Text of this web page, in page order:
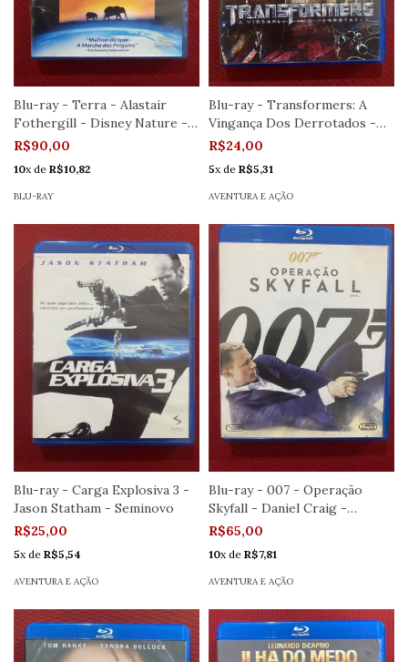
Blu-ray - Terra - Alastair
Fothergill - Disney Nature -
Novo
R$90,00
10x de R$10,82
BLU-RAY
Blu-ray - Transformers: A
Vingança Dos Derrotados -
Seminovo
R$24,00
5x de R$5,31
AVENTURA E AÇÃO
Blu-ray - Carga Explosiva 3 -
Jason Statham - Seminovo
R$25,00
5x de R$5,54
AVENTURA E AÇÃO
Blu-ray - 007 - Operação
Skyfall - Daniel Craig -
Seminovo
R$65,00
10x de R$7,81
AVENTURA E AÇÃO